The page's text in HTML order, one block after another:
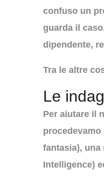
confuso un
guarda il
dipendente,
Tra le altre
Le
Per aiutare il
fantasia), una
Intelligence)